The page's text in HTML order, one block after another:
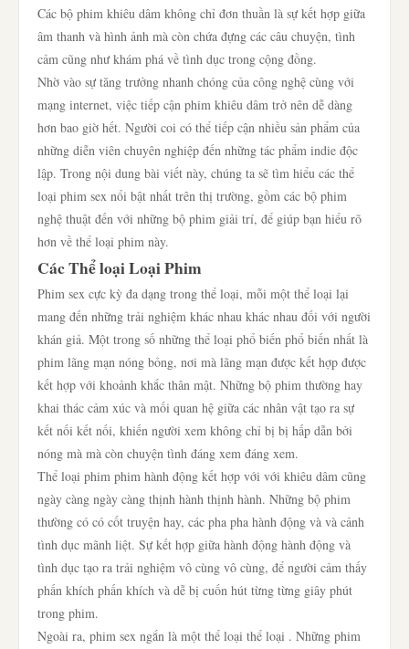
Các bộ phim khiêu dâm không chỉ đơn thuần là sự kết hợp giữa
âm thanh và hình ảnh mà còn chứa đựng các câu chuyện, tình
cảm cũng như khám phá về tình dục trong cộng đồng.
Nhờ vào sự tăng trưởng nhanh chóng của công nghệ cùng với
mạng internet, việc tiếp cận phim khiêu dâm trở nên dễ dàng
hơn bao giờ hết. Người coi có thể tiếp cận nhiều sản phẩm của
những diễn viên chuyên nghiệp đến những tác phẩm indie độc
lập. Trong nội dung bài viết này, chúng ta sẽ tìm hiểu các thể
loại phim sex nổi bật nhất trên thị trường, gồm các bộ phim
nghệ thuật đến với những bộ phim giải trí, để giúp bạn hiểu rõ
hơn về thể loại phim này.
Các Thể loại Loại Phim
Phim sex cực kỳ đa dạng trong thể loại, mỗi một thể loại lại
mang đến những trải nghiệm khác nhau khác nhau đối với người
khán giả. Một trong số những thể loại phổ biến phổ biến nhất là
phim lãng mạn nóng bỏng, nơi mà lãng mạn được kết hợp được
kết hợp với khoảnh khắc thân mật. Những bộ phim thường hay
khai thác cảm xúc và mối quan hệ giữa các nhân vật tạo ra sự
kết nối kết nối, khiến người xem không chỉ bị bị hấp dẫn bởi
nóng mà mà còn chuyện tình đáng xem đáng xem.
Thể loại phim phim hành động kết hợp với với khiêu dâm cũng
ngày càng ngày càng thịnh hành thịnh hành. Những bộ phim
thường có có cốt truyện hay, các pha pha hành động và và cảnh
tình dục mãnh liệt. Sự kết hợp giữa hành động hành động và
tình dục tạo ra trải nghiệm vô cùng vô cùng, để người cảm thấy
phấn khích phấn khích và dễ bị cuốn hút từng từng giây phút
trong phim.
Ngoài ra, phim sex ngắn là một thể loại thể loại . Những phim